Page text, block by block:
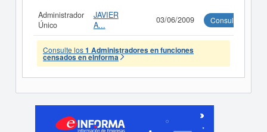
Administrador
Único
JAVIER
A...
03/06/2009 Consultar
Consulte los1 Administradores en funciones
censados en eInforma